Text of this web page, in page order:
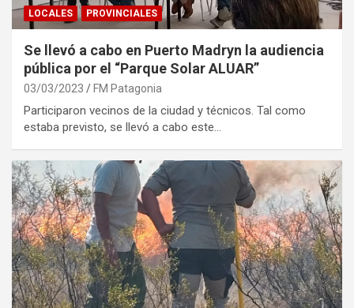
LOCALES PROVINCIALES
Se llevó a cabo en Puerto Madryn la audiencia
pública por el “Parque Solar ALUAR”
03/03/2023 FM Patagonia
Participaron vecinos de la ciudad y técnicos. Tal como
estaba previsto, se llevó a cabo este…